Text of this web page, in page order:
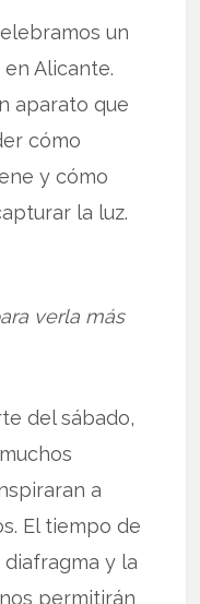
un
Alicante.
aparato que
cómo
y cómo
la luz.
verla más
del sábado,
a
El tiempo de
y la
permitirán